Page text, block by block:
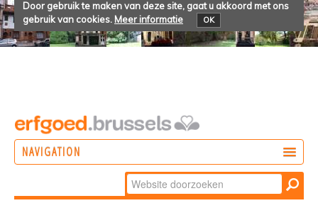
Door gebruik te maken van deze site, gaat u akkoord met ons
gebruik van cookies. Meer informatie OK
NAVIGATION
Zoek
Geavanceerd